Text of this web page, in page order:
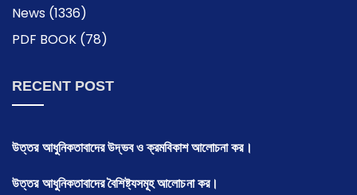
News (1336)
PDF BOOK (78)
RECENT POST
উত্তর আধুনিকতাবাদের উদ্ভব ও ক্রমবিকাশ আলোচনা কর।
উত্তর আধুনিকতাবাদের বৈশিষ্ট্যসমূহ আলোচনা কর।